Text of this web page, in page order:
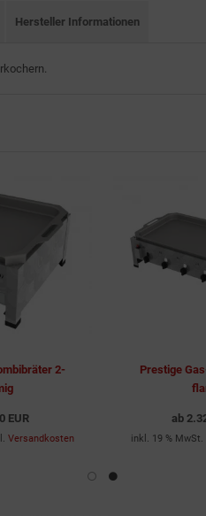
Hersteller Informationen
2-
EUR
Versandkosten
Prestige
ab
inkl. 19 % MwSt.